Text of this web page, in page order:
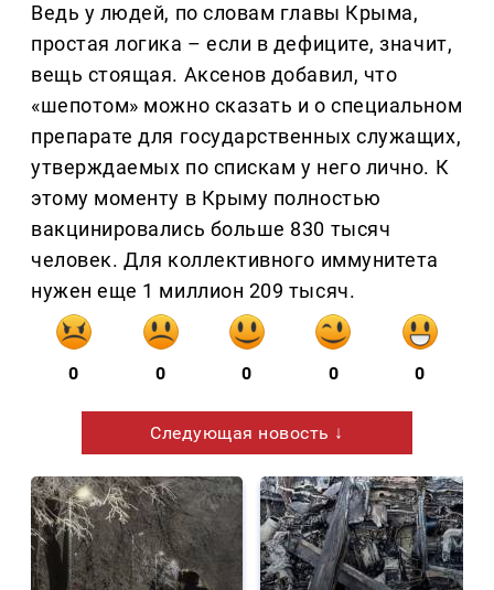
Ведь у людей, по словам главы Крыма,
простая логика – если в дефиците, значит,
вещь стоящая. Аксенов добавил, что
«шепотом» можно сказать и о специальном
препарате для государственных служащих,
утверждаемых по спискам у него лично. К
этому моменту в Крыму полностью
вакцинировались больше 830 тысяч
человек. Для коллективного иммунитета
нужен еще 1 миллион 209 тысяч.
0 0 0 0 0
Следующая новость ↓